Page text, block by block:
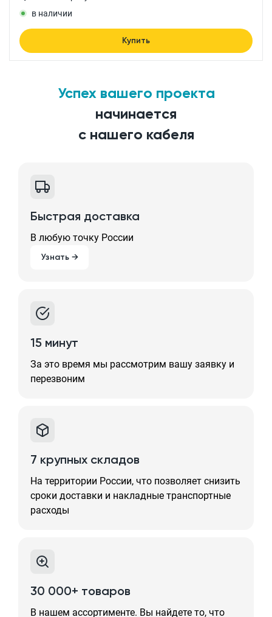
в наличии
Купить
Успех вашего проекта
начинается
с нашего кабеля
Быстрая доставка
В любую точку России
Узнать →
15 минут
За это время мы рассмотрим вашу заявку и
перезвоним
7 крупных складов
На территории России, что позволяет снизить
сроки доставки и накладные транспортные
расходы
30 000+ товаров
В нашем ассортименте. Вы найдете то, что